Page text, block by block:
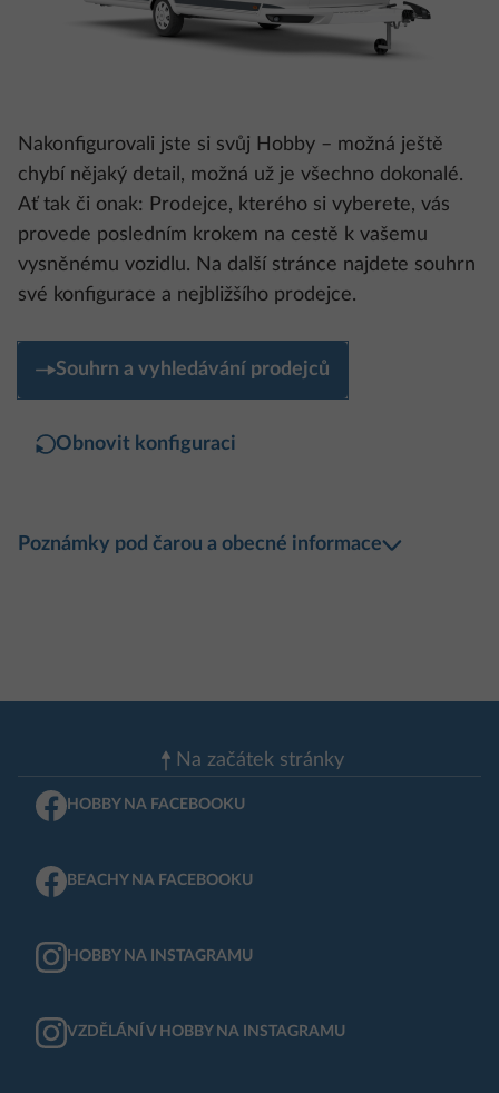
Nakonfigurovali jste si svůj Hobby – možná ještě
chybí nějaký detail, možná už je všechno dokonalé.
Ať tak či onak: Prodejce, kterého si vyberete, vás
provede posledním krokem na cestě k vašemu
vysněnému vozidlu. Na další stránce najdete souhrn
své konfigurace a nejbližšího prodejce.
Souhrn a vyhledávání prodejců
Obnovit konfiguraci
Poznámky pod čarou a obecné informace
Na začátek stránky
HOBBY NA FACEBOOKU
BEACHY NA FACEBOOKU
HOBBY NA INSTAGRAMU
VZDĚLÁNÍ V HOBBY NA INSTAGRAMU